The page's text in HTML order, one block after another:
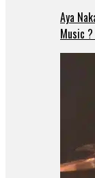
Aya
Music